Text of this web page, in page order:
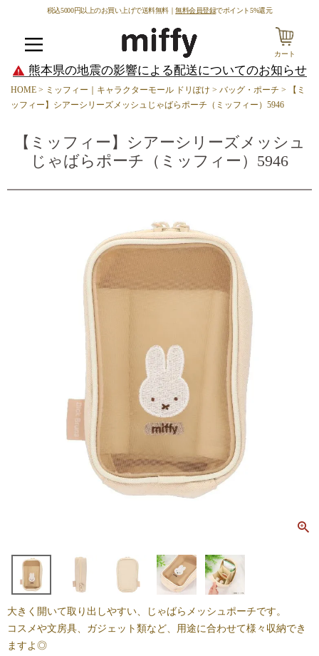
税込5000円以上のお買い上げで送料無料｜無料会員登録でポイント5%還元
カート
熊本県の地震の影響による配送についてのお知らせ
HOME ミッフィー｜キャラクターモール ドリぽけ バッグ・ポーチ
【ミ
ッフィー】シアーシリーズメッシュじゃばらポーチ（ミッフィー）5946
【ミッフィー】シアーシリーズメッシュ
じゃばらポーチ（ミッフィー）5946
大きく開いて取り出しやすい、じゃばらメッシュポーチです。
コスメや文房具、ガジェット類など、用途に合わせて様々収納でき
ますよ◎